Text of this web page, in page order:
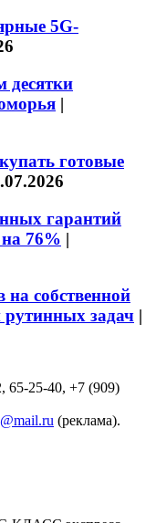
5G-
десятки
|
готовые
гарантий
на 76% |
собственной
задач |
65-25-40, +7 (909)
(реклама).